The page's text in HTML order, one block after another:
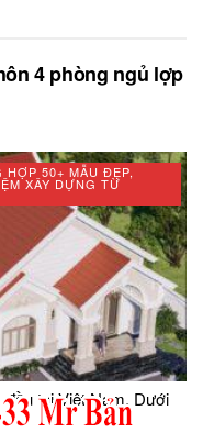
4 phòng ngủ lợp
50+ MẪU ĐẸP,
XÂY DỰNG TỪ
đầu tại Việt Nam. Dưới